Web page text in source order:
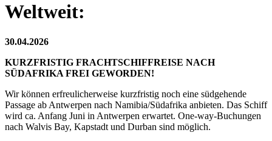
Weltweit:
30.04.2026
KURZFRISTIG FRACHTSCHIFFREISE NACH
SÜDAFRIKA FREI GEWORDEN!
Wir können erfreulicherweise kurzfristig noch eine südgehende
Passage ab Antwerpen nach Namibia/Südafrika anbieten. Das Schiff
wird ca. Anfang Juni in Antwerpen erwartet. One-way-Buchungen
nach Walvis Bay, Kapstadt und Durban sind möglich.